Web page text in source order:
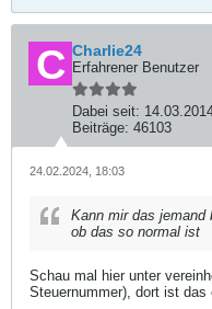
Charlie24
Erfahrener Benutzer
Dabei seit:
Beiträge: 46103
24.02.2024, 18:03
Kann mir das jemand
ob das so normal ist
Schau mal hier unter
Steuernummer), dort ist das